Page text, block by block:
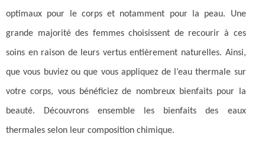
optimaux pour le corps et notamment pour la peau. Une
grande majorité des femmes choisissent de recourir à ces
soins en raison de leurs vertus entièrement naturelles. Ainsi,
que vous buviez ou que vous appliquez de l’eau thermale sur
votre corps, vous bénéficiez de nombreux bienfaits pour la
beauté. Découvrons ensemble les bienfaits des eaux
thermales selon leur composition chimique.